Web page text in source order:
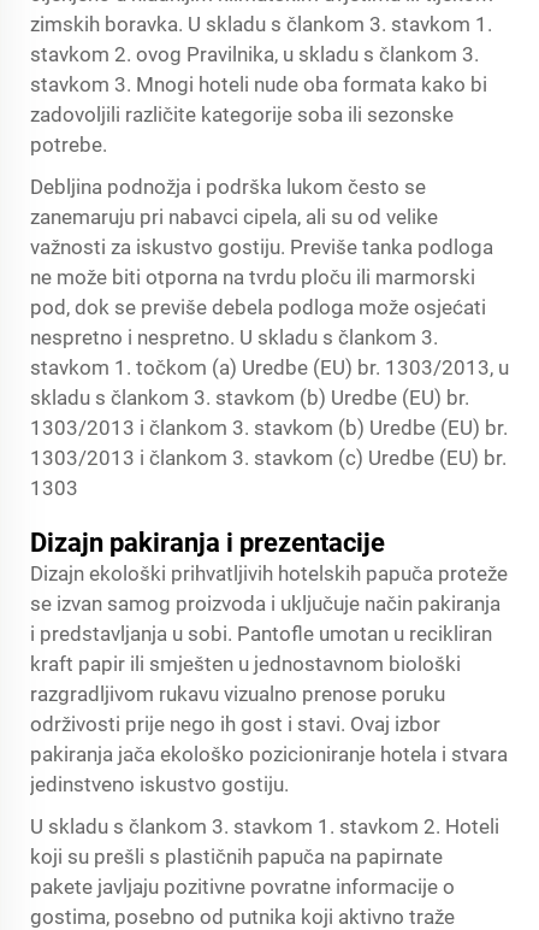
zimskih boravka. U skladu s člankom 3. stavkom 1.
stavkom 2. ovog Pravilnika, u skladu s člankom 3.
stavkom 3. Mnogi hoteli nude oba formata kako bi
zadovoljili različite kategorije soba ili sezonske
potrebe.
Debljina podnožja i podrška lukom često se
zanemaruju pri nabavci cipela, ali su od velike
važnosti za iskustvo gostiju. Previše tanka podloga
ne može biti otporna na tvrdu ploču ili marmorski
pod, dok se previše debela podloga može osjećati
nespretno i nespretno. U skladu s člankom 3.
stavkom 1. točkom (a) Uredbe (EU) br. 1303/2013, u
skladu s člankom 3. stavkom (b) Uredbe (EU) br.
1303/2013 i člankom 3. stavkom (b) Uredbe (EU) br.
1303/2013 i člankom 3. stavkom (c) Uredbe (EU) br.
1303
Dizajn pakiranja i prezentacije
Dizajn ekološki prihvatljivih hotelskih papuča proteže
se izvan samog proizvoda i uključuje način pakiranja
i predstavljanja u sobi. Pantofle umotan u recikliran
kraft papir ili smješten u jednostavnom biološki
razgradljivom rukavu vizualno prenose poruku
održivosti prije nego ih gost i stavi. Ovaj izbor
pakiranja jača ekološko pozicioniranje hotela i stvara
jedinstveno iskustvo gostiju.
U skladu s člankom 3. stavkom 1. stavkom 2. Hoteli
koji su prešli s plastičnih papuča na papirnate
pakete javljaju pozitivne povratne informacije o
gostima, posebno od putnika koji aktivno traže